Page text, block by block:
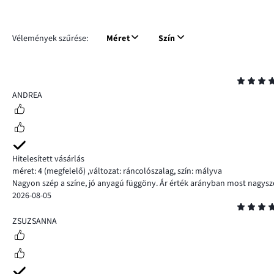
Vélemények szűrése: Méret Szín
5
ANDREA
Hitelesített vásárlás
méret: 4 (megfelelő) ,változat: ráncolószalag,szín: mályva
Nagyon szép a színe, jó anyagú függöny. Ár érték arányban most
2026-08-05
5
ZSUZSANNA